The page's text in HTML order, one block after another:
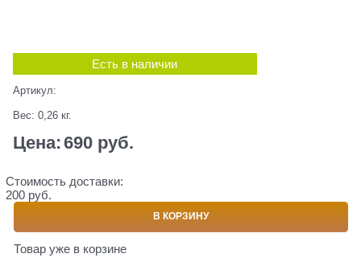
Есть в наличии
Артикул:
Вес: 0,26 кг.
Цена:690 руб.
Стоимость доставки:
200 руб.
В КОРЗИНУ
Товар уже в корзине